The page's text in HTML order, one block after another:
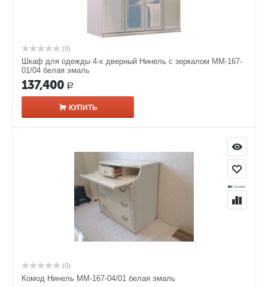
(0)
Шкаф для одежды 4-х дверный Нинель с зеркалом ММ-167-
01/04 белая эмаль
137,400 Р
КУПИТЬ
(0)
Комод Нинель ММ-167-04/01 белая эмаль